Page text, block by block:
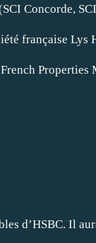
Concorde,
française
d’HSBC.